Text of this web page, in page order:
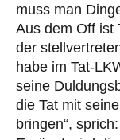
muss man
Aus dem Off ist
der
habe im Tat-
seine
die Tat mit
bringen“,